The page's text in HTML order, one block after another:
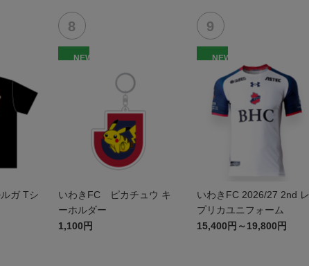
ガ Tシ
NEW
いわきFC ピカチュウ キ
ーホルダー
1,100円
NEW
いわきFC 2026/27 2nd レ
プリカユニフォーム
15,400円～19,800円